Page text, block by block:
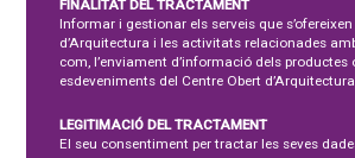
FINALITAT DEL TRACTAMENT
Informar i gestionar els serveis que
d’Arquitectura i les activitats relacionades
com, l’enviament d’informació dels productes
esdeveniments del Centre Obert
LEGITIMACIÓ DEL TRACTAMENT
El seu consentiment per tractar les seves